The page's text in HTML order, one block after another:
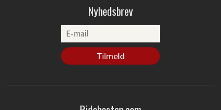
Nyhedsbrev